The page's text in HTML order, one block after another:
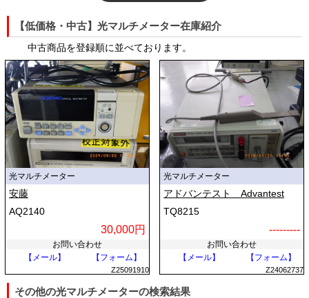
光源部には、測定対象となる光ファイバーの種類（シングルモードやマ
ルチモード）に応じて、半導体レーザー（LD）や発光ダイオード
（LED）が搭載されています。ここから通信で用いられる特定の波長
（例えば850nm、1310nm、1550nmなど）の光が出力されます。
受光部には、インジウム・ガリウム・ヒ素（InGaAs）やゲルマニウム
（Ge）などの光電変換素子（フォトダイオード）が使われており、到
達した光の強さを電気信号に変換して検出します。
送信側から送り出した光の強度（dBm）と、受信側で検出した光の強
度を比較計算することで、光ファイバーや接続ポイントで生じた光損失
（減衰量）を正確に算出します。また、赤色レーザーを発する可視光源
（VFL）を組み合わせることで、光の漏れを目視で確認できる仕組みも
組み込まれています。
◆光マルチメーターの主な特徴
最大の利点は、従来であれば個別に使用していた安定化光源、光パワー
メーター、光損失測定器（OLTS）、可視光源などの機能を一台に集約
【低価格・中古】光マルチメーター在庫紹介
中古商品を登録順に並べております。
光マルチメーター
安藤
AQ2140
30,000円
お問い合わせ
【メール】
【フォーム】
Z25091910
光マルチメーター
アドバンテスト Advantest
TQ8215
---------
お問い合わせ
【メール】
【フォーム】
Z24062737
その他の光マルチメーターの検索結果